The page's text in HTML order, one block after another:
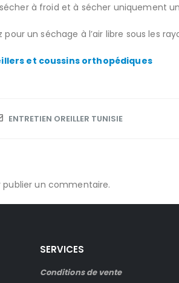
à froid et à sécher uniquement
pour un séchage à l’air libre sous les
et coussins orthopédiques
ENTRETIEN OREILLER TUNISIE
publier un commentaire.
SERVICES
Conditions de vente